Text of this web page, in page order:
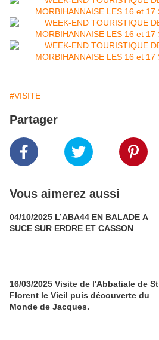
#VISITE
Partager
Vous aimerez aussi
04/10/2025 L’ABA44 EN BALADE A
SUCE SUR ERDRE ET CASSON
16/03/2025 Visite de l'Abbatiale de St
Florent le Vieil puis découverte du
Monde de Jacques.